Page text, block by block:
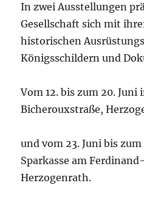
In zwei Ausstellungen
Gesellschaft sich mit
historischen
Königsschildern und
Vom 12. bis zum 20.
Bicherouxstraße,
und vom 23. Juni bis zum
Sparkasse am
Herzogenrath.